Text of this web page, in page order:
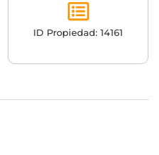
ID Propiedad: 14161